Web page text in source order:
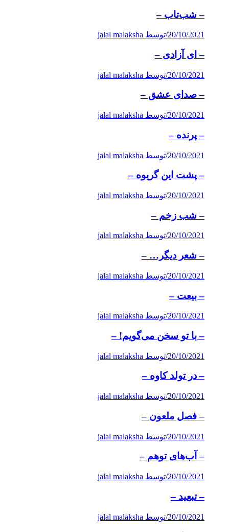
– شب‌تاب –
20/10/2021
/توسط jalal malaksha
– ای آزادی –
20/10/2021
/توسط jalal malaksha
– صدای عشق –
20/10/2021
/توسط jalal malaksha
– پرنده –
20/10/2021
/توسط jalal malaksha
– پشت این گریوه –
20/10/2021
/توسط jalal malaksha
– شب زخم –
20/10/2021
/توسط jalal malaksha
– شعر دیگر… –
20/10/2021
/توسط jalal malaksha
– بیعت –
20/10/2021
/توسط jalal malaksha
– با تو سخن می‌گویم! –
20/10/2021
/توسط jalal malaksha
– در تولد كاوه –
20/10/2021
/توسط jalal malaksha
– فصل ملعون –
20/10/2021
/توسط jalal malaksha
– آب‌های توهم –
20/10/2021
/توسط jalal malaksha
– تبعید –
20/10/2021
/توسط jalal malaksha